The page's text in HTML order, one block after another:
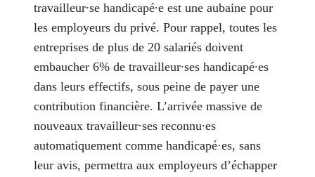
travailleur∙se handicapé∙e est une aubaine pour
les employeurs du privé. Pour rappel, toutes les
entreprises de plus de 20 salariés doivent
embaucher 6% de travailleur∙ses handicapé∙es
dans leurs effectifs, sous peine de payer une
contribution financière. L’arrivée massive de
nouveaux travailleur∙ses reconnu∙es
automatiquement comme handicapé·es, sans
leur avis, permettra aux employeurs d’échapper